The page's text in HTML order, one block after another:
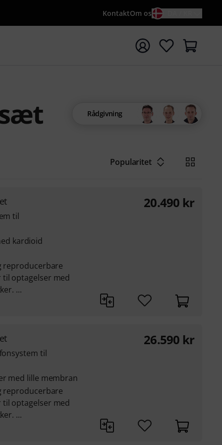
KontaktOm os
med søgeord {searchTerm}
Rådgivning
Popularitet
til
kardioid
reproducerbare
optagelser med
...
20.490 kr
til
med lille membran
reproducerbare
optagelser med
...
26.590 kr